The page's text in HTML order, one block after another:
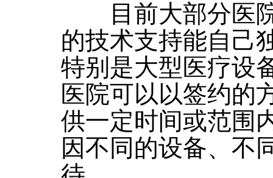
目前大部分医院
的技术支持能自己
特别是大型医疗设
医院可以以签约的
供一定时间或范围
因不同的设备、不